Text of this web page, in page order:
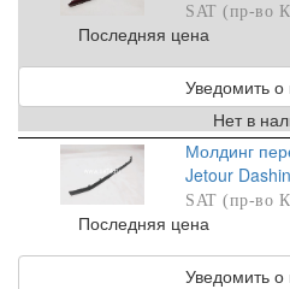
SAT (пр-во
Последняя цена
Уведомить о
Нет в
Молдинг
Jetour
SAT (пр-во
Последняя цена
Уведомить о